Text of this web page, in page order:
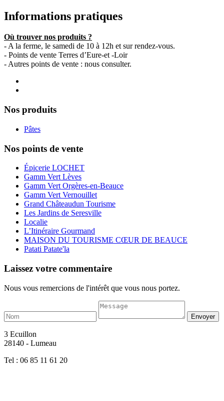
Informations pratiques
Où trouver nos produits ?
- A la ferme, le samedi de 10 à 12h et sur rendez-vous.
- Points de vente Terres d’Eure-et -Loir
- Autres points de vente : nous consulter.
Nos produits
Pâtes
Nos points de vente
Épicerie LOCHET
Gamm Vert Lèves
Gamm Vert Orgères-en-Beauce
Gamm Vert Vernouillet
Grand Châteaudun Tourisme
Les Jardins de Seresville
Localie
L’Itinéraire Gourmand
MAISON DU TOURISME CŒUR DE BEAUCE
Patati Patate'la
Laissez votre commentaire
Nous vous remercions de l'intérêt que vous nous portez.
3 Ecuillon
28140 - Lumeau
Tel : 06 85 11 61 20